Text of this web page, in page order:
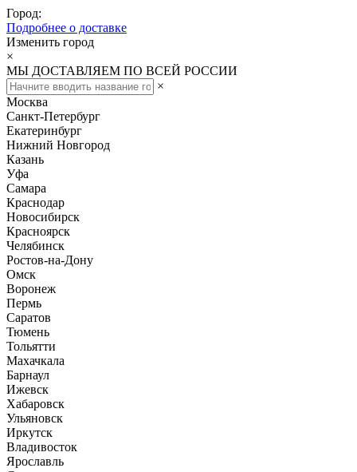
Город:
Подробнее о доставке
Изменить город
×
МЫ ДОСТАВЛЯЕМ ПО ВСЕЙ РОССИИ
×
Москва
Санкт-Петербург
Екатеринбург
Нижний Новгород
Казань
Уфа
Самара
Краснодар
Новосибирск
Красноярск
Челябинск
Ростов-на-Дону
Омск
Воронеж
Пермь
Саратов
Тюмень
Тольятти
Махачкала
Барнаул
Ижевск
Хабаровск
Ульяновск
Иркутск
Владивосток
Ярославль